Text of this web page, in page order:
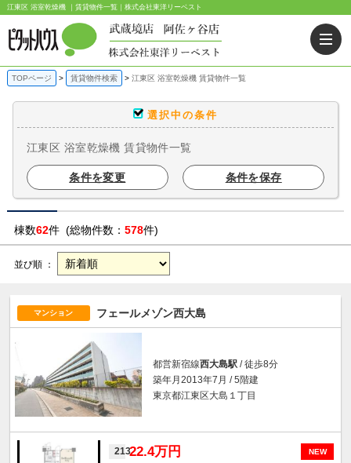
江東区 浴室乾燥機 ｜賃貸物件一覧｜株式会社東洋リーベスト
TOPページ 賃貸物件検索 江東区 浴室乾燥機 賃貸物件一覧
選択中の条件
江東区 浴室乾燥機 賃貸物件一覧
条件を変更 条件を保存
棟数62件 (総物件数： 578件)
並び順 ：
マンション フェールメゾン西大島
都営新宿線西大島駅 / 徒歩8分
築年月2013年7月 / 5階建
東京都江東区大島１丁目
NEW
21322.4万円